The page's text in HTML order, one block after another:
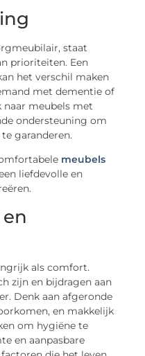
staat
prioriteiten. Een
het verschil maken
met dementie of
naar meubels met
ondersteuning om
garanderen.
meubels
liefdevolle en
als comfort.
zijn en bijdragen aan
Denk aan afgeronde
en makkelijk
om hygiëne te
en aanpasbare